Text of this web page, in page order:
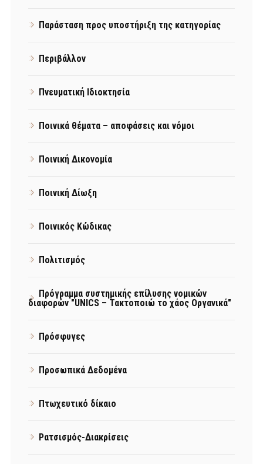
Παράσταση προς υποστήριξη της κατηγορίας
Περιβάλλον
Πνευματική Ιδιοκτησία
Ποινικά θέματα – αποφάσεις και νόμοι
Ποινική Δικονομία
Ποινική Δίωξη
Ποινικός Κώδικας
Πολιτισμός
Πρόγραμμα συστημικής επίλυσης νομικών
διαφορών "UNICS – Τακτοποιώ το χάος Οργανικά"
Πρόσφυγες
Προσωπικά Δεδομένα
Πτωχευτικό δίκαιο
Ρατσισμός-Διακρίσεις